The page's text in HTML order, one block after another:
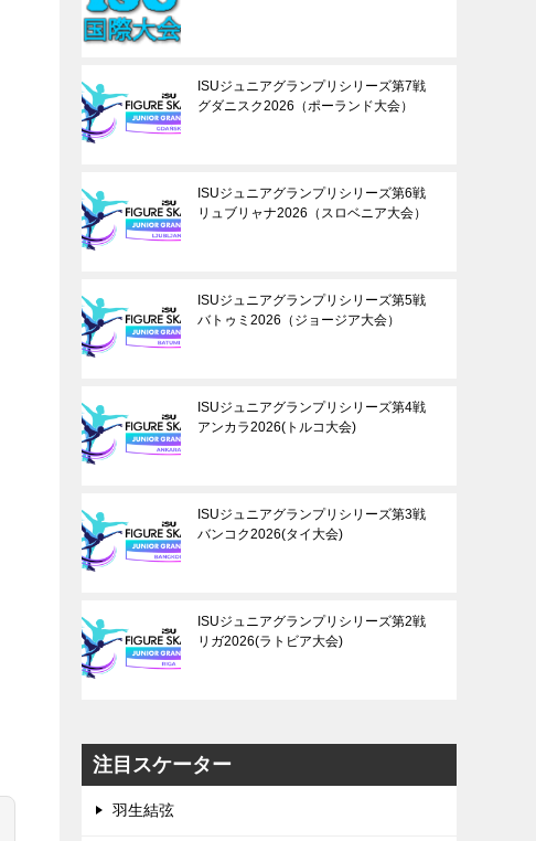
ISUジュニアグランプリシリーズ第7戦
グダニスク2026（ポーランド大会）
ISUジュニアグランプリシリーズ第6戦
リュブリャナ2026（スロベニア大会）
ISUジュニアグランプリシリーズ第5戦
バトゥミ2026（ジョージア大会）
ISUジュニアグランプリシリーズ第4戦
アンカラ2026(トルコ大会)
ISUジュニアグランプリシリーズ第3戦
バンコク2026(タイ大会)
ISUジュニアグランプリシリーズ第2戦
リガ2026(ラトビア大会)
注目スケーター
羽生結弦